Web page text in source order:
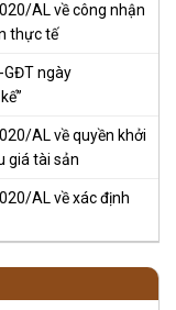
AL về công nhận
thực tế
ngày
AL về quyền khởi
giá tài sản
AL về xác định